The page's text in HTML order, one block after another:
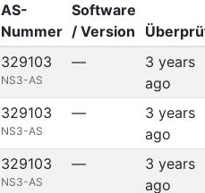
AS-
Nummer
Software
/ Version
329103
NS3-AS
—
3 years
ago
329103
NS3-AS
—
3 years
ago
329103
NS3-AS
—
3 years
ago